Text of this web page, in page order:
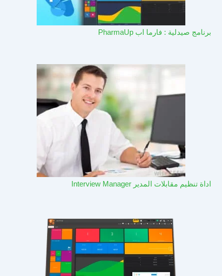
برنامج صيدلية : فارما اب PharmaUp​
اداة تنظيم مقابلات المدير Interview Manager